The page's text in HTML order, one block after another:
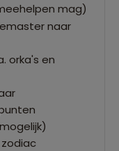
mag)
naar
orka's en